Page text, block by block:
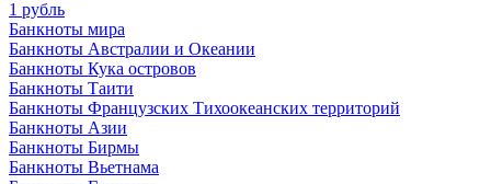
1 рубль
Банкноты мира
Банкноты Австралии и Океании
Банкноты Кука островов
Банкноты Таити
Банкноты Французских Тихоокеанских территорий
Банкноты Азии
Банкноты Бирмы
Банкноты Вьетнама